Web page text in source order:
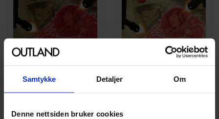
Samtykke Detaljer Om
Denne nettsiden bruker cookies